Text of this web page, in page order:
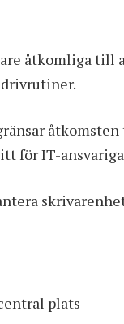
åtkomliga till
för IT-
plats